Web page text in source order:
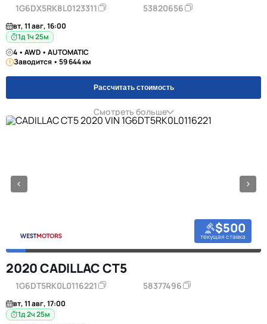
1G6DX5RK8L0123311 53820656
вт, 11 авг, 16:00
1д 1ч 25м
4 • AWD • AUTOMATIC
Заводится • 59 644 км
Рассчитать стоимость
Смотреть больше
$500
текущая ставка
2020 CADILLAC CT5
1G6DT5RK0L0116221 58377496
вт, 11 авг, 17:00
1д 2ч 25м